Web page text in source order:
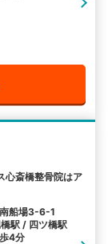
心斎橋整骨院はア
船場3-6-1
駅 / 四ツ橋駅
4分